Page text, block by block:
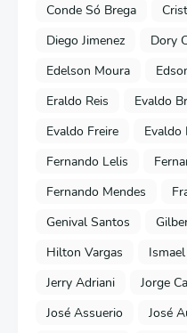
Conde Só Brega
Diego Jimenez
Dory
Edelson Moura
Eraldo Reis
Evaldo
Evaldo Freire
Evaldo
Fernando Lelis
Fernando Mendes
Genival Santos
Hilton Vargas
Jerry Adriani
Jorge
José Assuerio
José